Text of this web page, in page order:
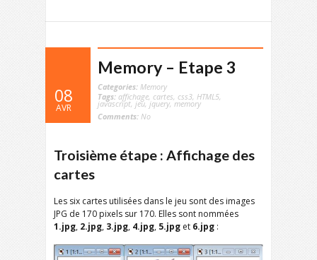
08
AVR
Memory – Etape 3
Categories: Memory
Tags: affichage, cartes, css3, HTML5,
javascript, jeu,jquery,memory
Comments: No
Troisième étape : Affichage des
cartes
Les six cartes utilisées dans le jeu sont des images
JPG de 170 pixels sur 170. Elles sont nommées
1.jpg, 2.jpg, 3.jpg, 4.jpg, 5.jpg et 6.jpg :